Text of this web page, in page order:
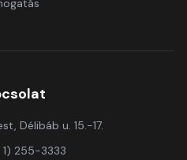
Délibáb u. 15.-17.
1) 255-3333